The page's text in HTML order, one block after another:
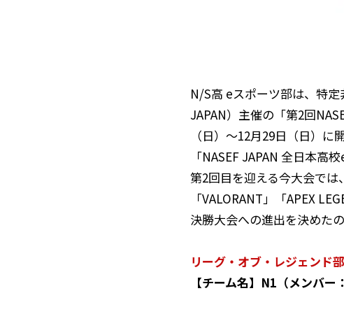
N/S高 eスポーツ部は、特
JAPAN）主催の「第2回
（日）〜12月29日（日）に
「NASEF JAPAN 全日本高
第2回目を迎える今大会では
「VALORANT」「APEX
決勝大会への進出を決めた
リーグ・オブ・レジェンド
【チーム名】N1（メンバ